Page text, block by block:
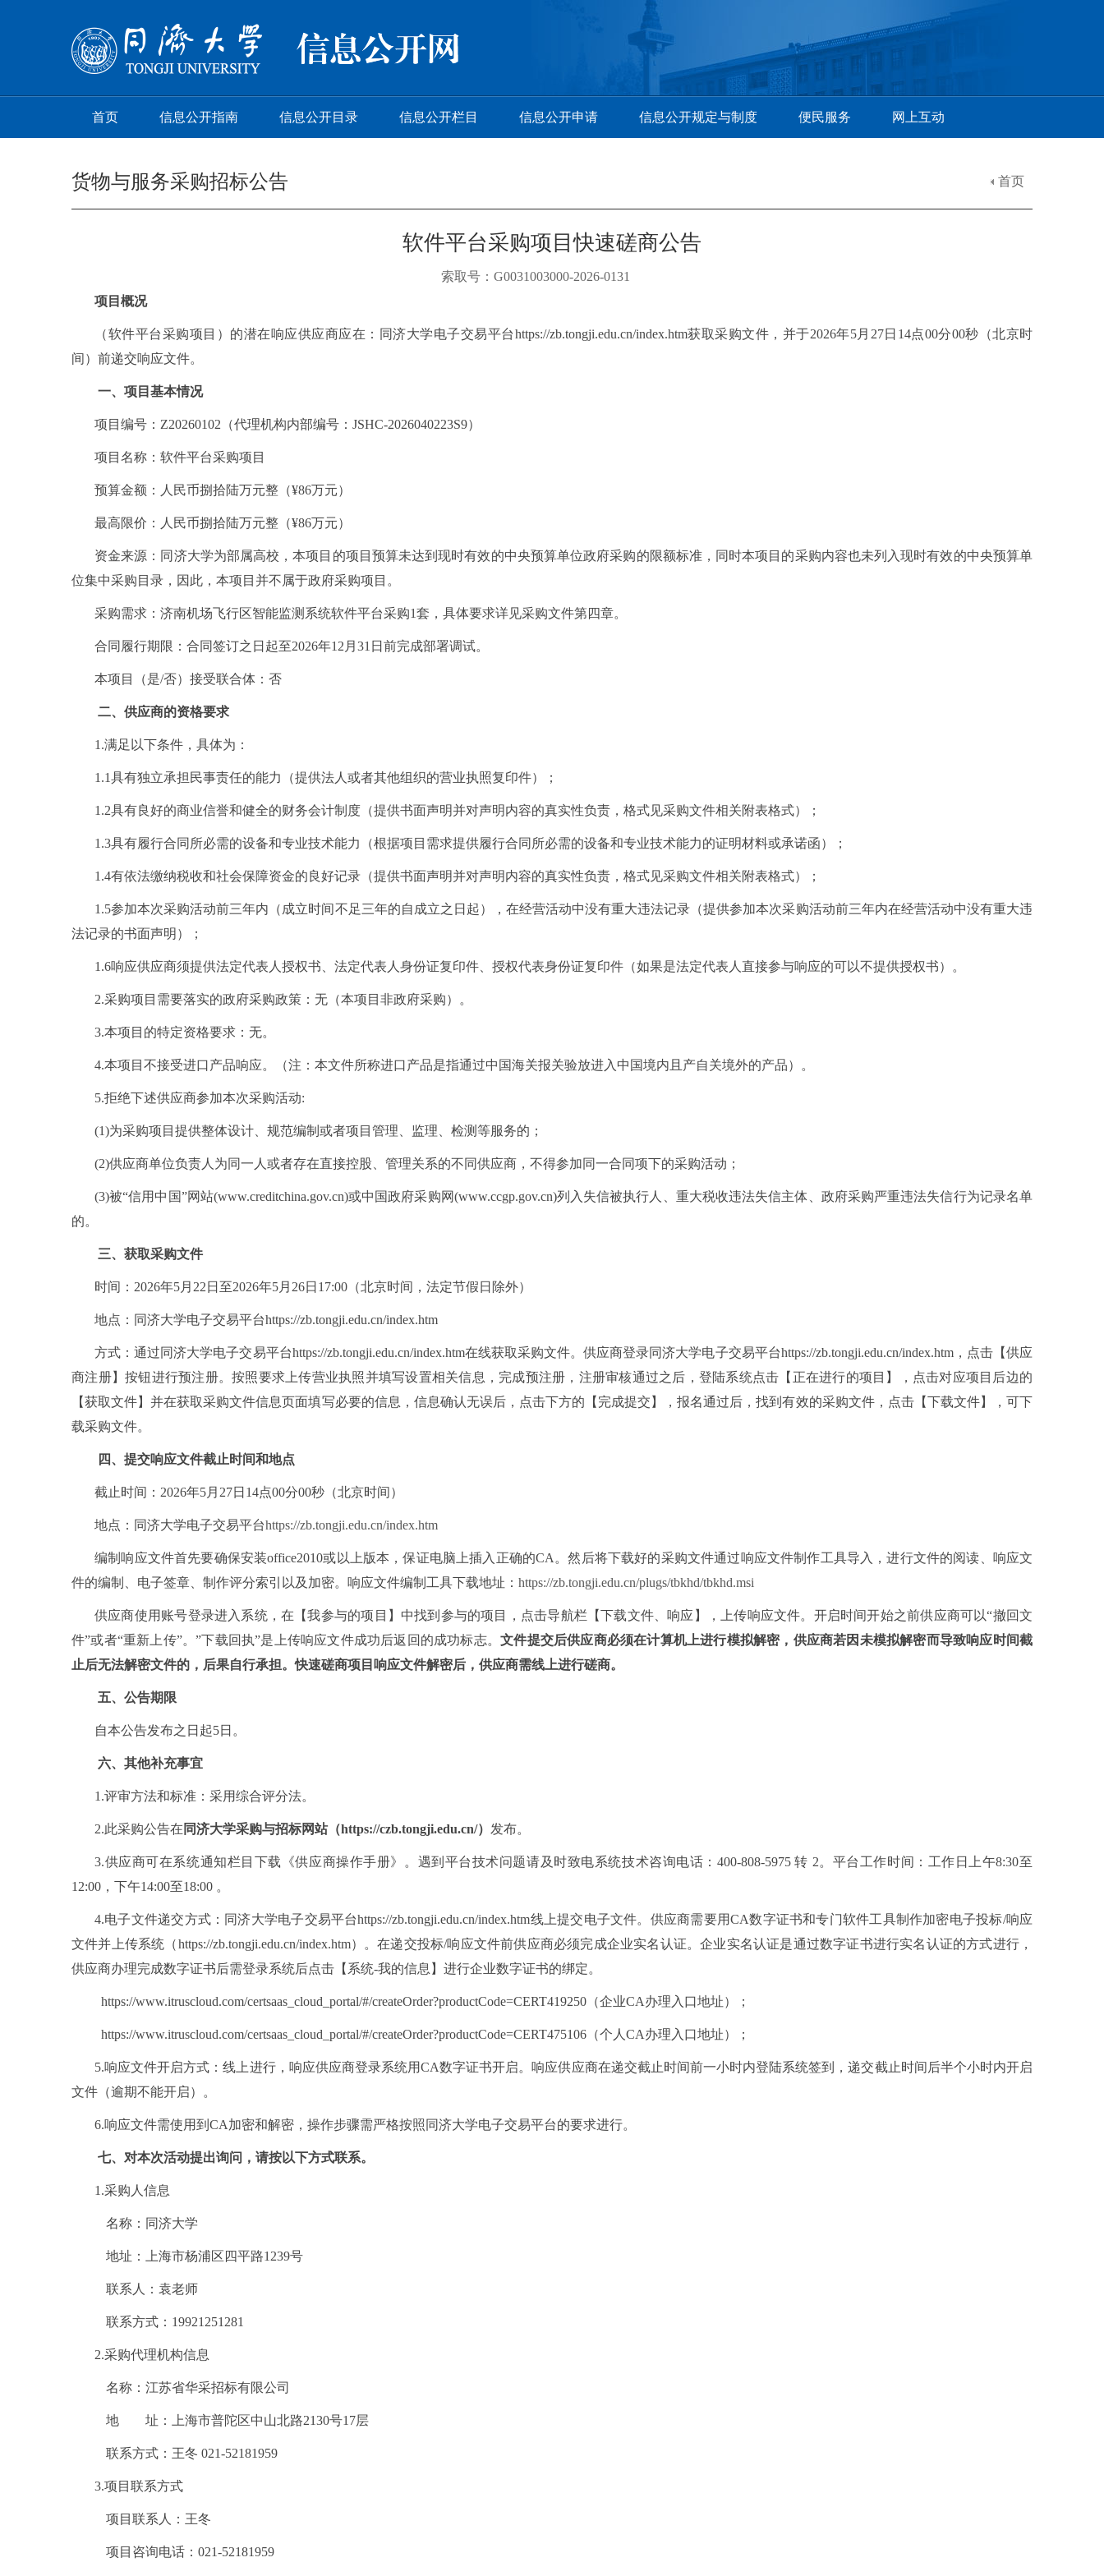
首页 信息公开指南 信息公开目录 信息公开栏目 信息公开申请 信息公开规定与制度 便民服务 网上互动
货物与服务采购招标公告 首页
软件平台采购项目快速磋商公告
索取号：G0031003000-2026-0131
项目概况
（软件平台采购项目）的潜在响应供应商应在：同济大学电子交易平台https://zb.tongji.edu.cn/index.htm获取采购文件，并于2026年5月 27日 14点00分00秒（北京时
间）前递交响应文件。
一、项目基本情况
项目编号： Z20260102（代理机构内部编号： JSHC-2026040223S9）
项目名称： 软件平台采购项目
预算金额：人民币捌拾陆万元整（¥86万元）
最高限价：人民币捌拾陆万元整（¥86万元）
资金来源：同济大学为部属高校，本项目的项目预算未达到现时有效的中央预算单位政府采购的限额标准，同时本项目的采购内容也未列入现时有效的中央预算单
位集中采购目录，因此，本项目并不属于政府采购项目。
采购需求：济南机场飞行区智能监测系统软件平台采购1套，具体要求详见采购文件第四章。
合同履行期限：合同签订之日起至2026年12月31日前完成部署调试。
本项目（是/否）接受联合体：否
二、供应商的资格要求
1.满足以下条件，具体为：
1.1具有独立承担民事责任的能力（提供法人或者其他组织的营业执照复印件）；
1.2具有良好的商业信誉和健全的财务会计制度（提供书面声明并对声明内容的真实性负责，格式见采购文件相关附表格式）；
1.3具有履行合同所必需的设备和专业技术能力（根据项目需求提供履行合同所必需的设备和专业技术能力的证明材料或承诺函）；
1.4有依法缴纳税收和社会保障资金的良好记录（提供书面声明并对声明内容的真实性负责，格式见采购文件相关附表格式）；
1.5参加本次采购活动前三年内（成立时间不足三年的自成立之日起），在经营活动中没有重大违法记录（提供参加本次采购活动前三年内在经营活动中没有重大违
法记录的书面声明）；
1.6响应供应商须提供法定代表人授权书、法定代表人身份证复印件、授权代表身份证复印件（如果是法定代表人直接参与响应的可以不提供授权书）。
2.采购项目需要落实的政府采购政策：无（本项目非政府采购）。
3.本项目的特定资格要求：无。
4.本项目不接受进口产品响应。 （注：本文件所称进口产品是指通过中国海关报关验放进入中国境内且产自关境外的产品）。
5.拒绝下述供应商参加本次采购活动:
(1)为采购项目提供整体设计、规范编制或者项目管理、监理、检测等服务的；
(2)供应商单位负责人为同一人或者存在直接控股、管理关系的不同供应商，不得参加同一合同项下的采购活动；
(3)被“信用中国”网站(www.creditchina.gov.cn)或中国政府采购网(www.ccgp.gov.cn)列入失信被执行人、重大税收违法失信主体、政府采购严重违法失信行为记录名单
的。
三、获取采购文件
时间： 2026年5月 22 日至2026年5月 26日 17:00（北京时间，法定节假日除外）
地点：同济大学电子交易平台https://zb.tongji.edu.cn/index.htm
方式：通过同济大学电子交易平台https://zb.tongji.edu.cn/index.htm在线获取采购文件。供应商登录同济大学电子交易平台https://zb.tongji.edu.cn/index.htm，点击【供应
商注册】按钮进行预注册。按照要求上传营业执照并填写设置相关信息，完成预注册，注册审核通过之后，登陆系统点击【正在进行的项目】，点击对应项目后边的
【获取文件】并在获取采购文件信息页面填写必要的信息，信息确认无误后，点击下方的【完成提交】，报名通过后，找到有效的采购文件，点击【下载文件】，可下
载采购文件。
四、 提交响应文件截止时间和地点
截止时间： 2026年5月 27日 14点00分00秒（北京时间）
地点：同济大学电子交易平台https://zb.tongji.edu.cn/index.htm
编制响应文件首先要确保安装office2010或以上版本，保证电脑上插入正确的CA。然后将下载好的采购文件通过响应文件制作工具导入，进行文件的阅读、响应文
件的编制、电子签章、制作评分索引以及加密。响应文件编制工具下载地址： https://zb.tongji.edu.cn/plugs/tbkhd/tbkhd.msi
供应商使用账号登录进入系统，在【我参与的项目】中找到 参与的项目，点击导航栏【下载文件、响应】，上传响应文件。 开启时间开始之前供应商可以“撤回文
件”或者“重新上传”。”下载回执”是上传响应文件成功后返回的成功标志。文件提交后供应商必须在计算机上进行模拟解密，供应商若因未模拟解密而导致响应时间截
止后无法解密文件的，后果自行承担。快速磋商项目响应文件解密后，供应商需线上进行磋商。
五、公告期限
自本公告发布之日起5日。
六、其他补充事宜
1.评审方法和标准：采用综合评分法。
2.此采购公告在 同济大学采购与招标网站（https://czb.tongji.edu.cn/） 发布。
3.供应商可在系统通知栏目下载《供应商操作手册》。遇到平台技术问题请及时致电系统技术咨询电话：400-808-5975 转 2。平台工作时间：工作日上午8:30至
12:00，下午14:00至18:00 。
4.电子文件递交方式：同济大学电子交易平台https://zb.tongji.edu.cn/index.htm线上提交电子文件。供应商需要用CA数字证书和专门软件工具制作加密电子投标/响应
文件并上传系统（https://zb.tongji.edu.cn/index.htm）。在递交投标/响应文件前供应商必须完成企业实名认证。企业实名认证是通过数字证书进行实名认证的方式进行，
供应商办理完成数字证书后需登录系统后点击【系统-我的信息】进行企业数字证书的绑定。
https://www.itruscloud.com/certsaas_cloud_portal/#/createOrder?productCode=CERT419250（企业CA办理入口地址）；
https://www.itruscloud.com/certsaas_cloud_portal/#/createOrder?productCode=CERT475106 （个人 CA办理入口地址）；
5.响应文件开启方式：线上进行，响应供应商登录系统用CA数字证书开启。响应供应商在递交截止时间前一小时内登陆系统签到，递交截止时间后半个小时内开启
文件（逾期不能开启）。
6.响应文件需使用到CA加密和解密，操作步骤需严格按照同济大学电子交易平台的要求进行。
七、对本次活动提出询问，请按以下方式联系。
1.采购人信息
名称： 同济大学
地址：上海市杨浦区四平路1239号
联系人：袁老师
联系方式： 19921251281
2.采购代理机构信息
名称：江苏省华采招标有限公司
地 址： 上海市普陀区中山北路2130号17层
联系方式： 王冬 021-52181959
3.项目联系方式
项目联系人： 王冬
项目咨询电话： 021-52181959